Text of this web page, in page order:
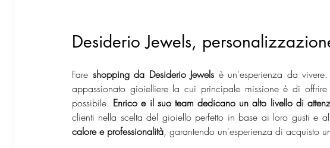
Desiderio Jewels,
Fare shopping da Desiderio Jewels è un'esperienza da vivere.
appassionato gioielliere la cui principale missione è di
possibile. Enrico e il suo team dedicano un alto livello di
clienti nella scelta del gioiello perfetto in base ai loro gusti e
calore e professionalità, garantendo un'esperienza di acquisto